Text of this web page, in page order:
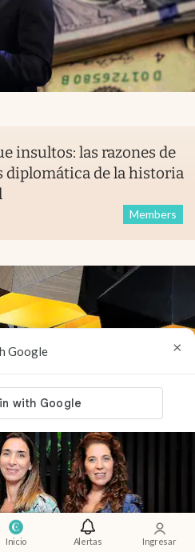
Inicio Alertas Ingresar
Google ×
insultos: las razones de
diplomática de la historia
Members